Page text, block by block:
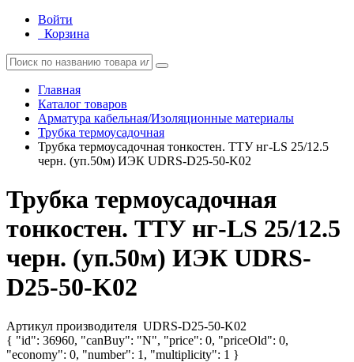
Войти
Корзина
Главная
Каталог товаров
Арматура кабельная/Изоляционные материалы
Трубка термоусадочная
Трубка термоусадочная тонкостен. ТТУ нг-LS 25/12.5
черн. (уп.50м) ИЭК UDRS-D25-50-K02
Трубка термоусадочная
тонкостен. ТТУ нг-LS 25/12.5
черн. (уп.50м) ИЭК UDRS-
D25-50-K02
Артикул производителя UDRS-D25-50-K02
{ "id": 36960, "canBuy": "N", "price": 0, "priceOld": 0,
"economy": 0, "number": 1, "multiplicity": 1 }